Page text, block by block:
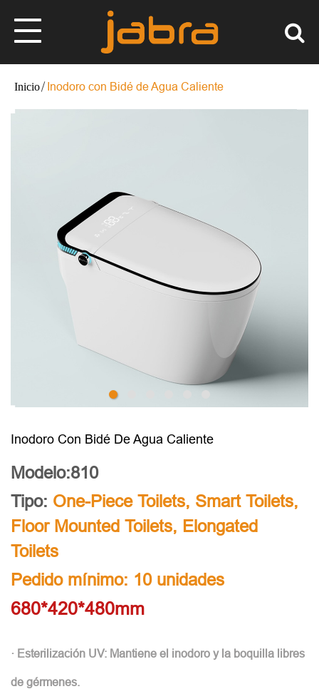
Inodoro con Bidé de Agua Caliente
Inodoro Con Bidé De Agua Caliente
Modelo:810
Tipo: One-Piece Toilets, Smart Toilets,
Floor Mounted Toilets, Elongated
Toilets
Pedido mínimo: 10 unidades
680*420*480mm
· Esterilización UV: Mantiene el inodoro y la boquilla libres
de gérmenes.